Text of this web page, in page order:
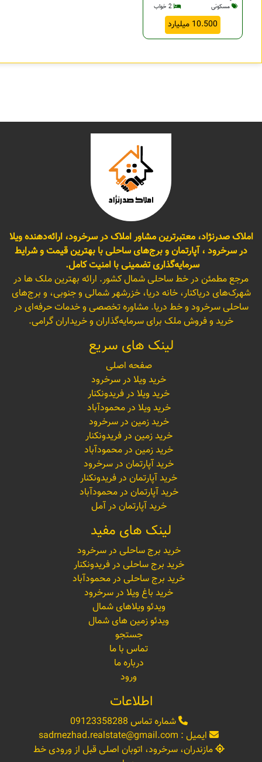
مسکونی
2 خواب
10.500 میلیارد
املاک صدرنژاد، معتبرترین مشاور املاک در سرخرود، ارائه‌دهنده ویلا
در سرخرود ، آپارتمان و برج‌های ساحلی با بهترین قیمت و شرایط
سرمایه‌گذاری تضمینی با امنیت کامل.
مرجع مطمئن در خط ساحلی شمال کشور. ارائه بهترین ملک ها در
شهرک‌های دریاکنار، خانه دریا، خزرشهر شمالی و جنوبی، و برج‌های
ساحلی سرخرود و خط دریا. مشاوره تخصصی و خدمات حرفه‌ای در
خرید و فروش ملک برای سرمایه‌گذاران و خریداران گرامی.
لینک های سریع
صفحه اصلی
خرید ویلا در سرخرود
خرید ویلا در فریدونکنار
خرید ویلا در محمودآباد
خرید زمین در سرخرود
خرید زمین در فریدونکنار
خرید زمین در محمودآباد
خرید آپارتمان در سرخرود
خرید آپارتمان در فریدونکنار
خرید آپارتمان در محمودآباد
خرید آپارتمان در آمل
لینک های مفید
خرید برج ساحلی در سرخرود
خرید برج ساحلی در فریدونکنار
خرید برج ساحلی در محمودآباد
خرید باغ ویلا در سرخرود
ویدئو ویلاهای شمال
ویدئو زمین های شمال
جستجو
تماس با ما
درباره ما
ورود
اطلاعات
شماره تماس 09123358288
ایمیل : sadrnezhad.realstate@gmail.com
مازندران، سرخرود، اتوبان اصلی قبل از ورودی خط